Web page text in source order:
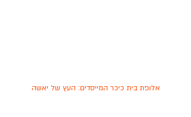
אלופת בית כיכר המייסדים: העץ של יאשה